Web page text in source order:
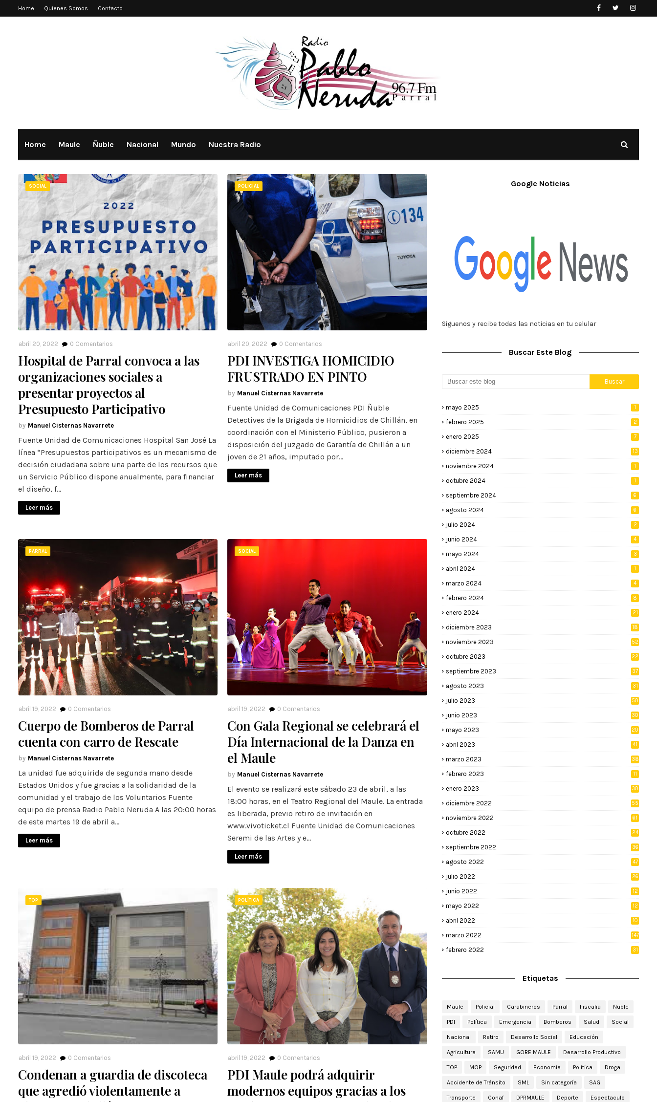
Home Quienes Somos Contacto
Home Maule Ñuble Nacional Mundo Nuestra Radio
SOCIAL
abril 20, 2022 0 Comentarios
Hospital de Parral convoca a las
organizaciones sociales a
presentar proyectos al
Presupuesto Participativo
Manuel Cisternas Navarrete
Fuente Unidad de Comunicaciones Hospital San José La
línea “Presupuestos participativos es un mecanismo de
decisión ciudadana sobre una parte de los recursos que
un Servicio Público dispone anualmente, para financiar
el diseño, f…
Leer más
POLICIAL
abril 20, 2022 0 Comentarios
PDI INVESTIGA HOMICIDIO
FRUSTRADO EN PINTO
Manuel Cisternas Navarrete
Fuente Unidad de Comunicaciones PDI Ñuble
Detectives de la Brigada de Homicidios de Chillán, en
coordinación con el Ministerio Público, pusieron a
disposición del juzgado de Garantía de Chillán a un
joven de 21 años, imputado por…
Leer más
PARRAL
abril 19, 2022 0 Comentarios
Cuerpo de Bomberos de Parral
cuenta con carro de Rescate
Manuel Cisternas Navarrete
La unidad fue adquirida de segunda mano desde
Estados Unidos y fue gracias a la solidaridad de la
comunidad y el trabajo de los Voluntarios Fuente
equipo de prensa Radio Pablo Neruda A las 20:00 horas
de este martes 19 de abril a…
Leer más
SOCIAL
abril 19, 2022 0 Comentarios
Con Gala Regional se celebrará el
Día Internacional de la Danza en
el Maule
Manuel Cisternas Navarrete
El evento se realizará este sábado 23 de abril, a las
18:00 horas, en el Teatro Regional del Maule. La entrada
es liberada, previo retiro de invitación en
www.vivoticket.cl Fuente Unidad de Comunicaciones
Seremi de las Artes y e…
Leer más
TOP
abril 19, 2022 0 Comentarios
Condenan a guardia de discoteca
que agredió violentamente a
POLÍTICA
abril 19, 2022 0 Comentarios
PDI Maule podrá adquirir
modernos equipos gracias a los
Google Noticias
Siguenos y recibe todas las noticias en tu celular
Buscar Este Blog
mayo 2025 1
febrero 2025 2
enero 2025 7
diciembre 2024 13
noviembre 2024 1
octubre 2024 1
septiembre 2024 6
agosto 2024 6
julio 2024 2
junio 2024 4
mayo 2024 3
abril 2024 1
marzo 2024 4
febrero 2024 8
enero 2024 21
diciembre 2023 18
noviembre 2023 52
octubre 2023 22
septiembre 2023 37
agosto 2023 31
julio 2023 50
junio 2023 30
mayo 2023 20
abril 2023 41
marzo 2023 38
febrero 2023 11
enero 2023 30
diciembre 2022 55
noviembre 2022 61
octubre 2022 24
septiembre 2022 36
agosto 2022 47
julio 2022 26
junio 2022
12
mayo 2022
12
abril 2022
10
marzo 2022 147
febrero 2022 31
Etiquetas
Maule Policial Carabineros Parral Fiscalia Ñuble
PDI Política Emergencia Bomberos Salud Social
Nacional Retiro Desarrollo Social Educación
Agricultura SAMU GORE MAULE Desarrollo Productivo
TOP MOP Seguridad Economia Politica Droga
Accidente de Tránsito SML Sin categoría SAG
Transporte Conaf DPRMAULE Deporte Espectaculo